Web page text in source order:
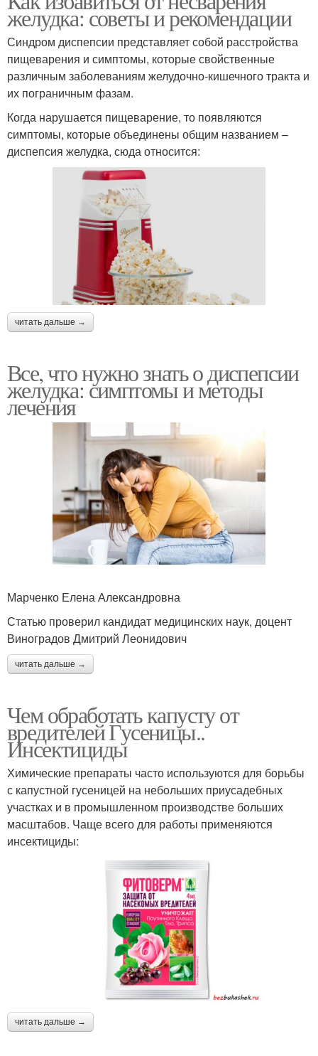
желудка: советы и рекомендации
Синдром диспепсии представляет собой расстройства
пищеварения и симптомы, которые свойственные
различным заболеваниям желудочно-кишечного тракта и
их пограничным фазам.
Когда нарушается пищеварение, то появляются
симптомы, которые объединены общим названием –
диспепсия желудка, сюда относится:
читать дальше →
Все, что нужно знать о диспепсии
желудка: симптомы и методы
лечения
Марченко Елена Александровна
Статью проверил кандидат медицинских наук, доцент
Виноградов Дмитрий Леонидович
читать дальше →
Чем обработать капусту от
вредителей Гусеницы..
Инсектициды
Химические препараты часто используются для борьбы
с капустной гусеницей на небольших приусадебных
участках и в промышленном производстве больших
масштабов. Чаще всего для работы применяются
инсектициды:
читать дальше →